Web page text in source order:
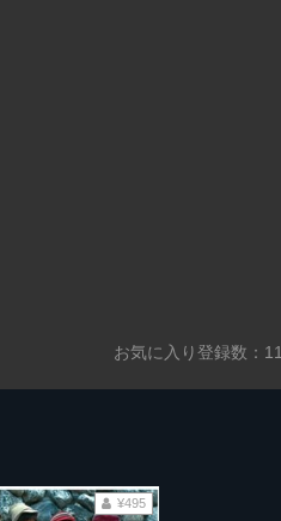
お気に入り登録数：
¥495